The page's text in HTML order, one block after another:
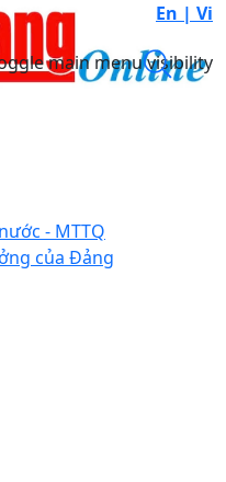
En | Vi
main menu visibility
- MTTQ
của Đảng